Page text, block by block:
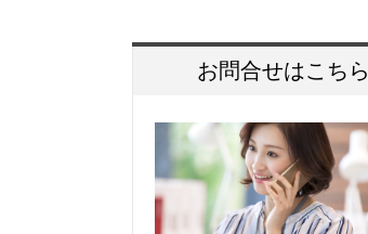
お問合せはこちら